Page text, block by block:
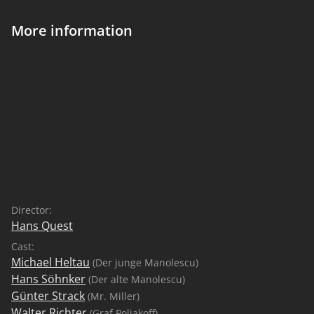
More information
Director:
Hans Quest
Cast:
Michael Heltau (Der junge Manolescu)
Hans Söhnker (Der alte Manolescu)
Günter Strack (Mr. Miller)